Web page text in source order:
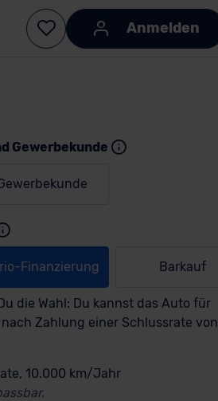
Anmelden
Gewerbekunde
Finanzierung Barkauf
die Wahl: Du kannst das Auto für
Zahlung einer Schlussrate von
10.000 km/Jahr